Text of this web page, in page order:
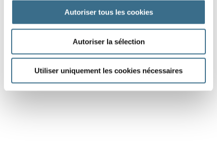
Autoriser tous les cookies
Autoriser la sélection
Utiliser uniquement les cookies nécessaires